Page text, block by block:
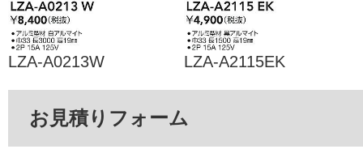
LZA-A0213W LZA-A2115EK
お見積りフォーム